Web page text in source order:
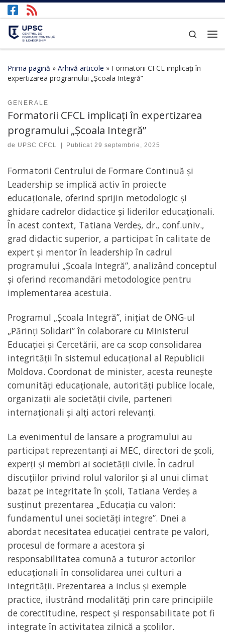
Afișează întregul conținut
Search
Prima pagină » Arhivă articole » Formatorii CFCL implicați în
expertizarea programului „Școala Integră”
GENERALE
Formatorii CFCL implicați în expertizarea
programului „Școala Integră”
de UPSC CFCL Publicat29 septembrie, 2025
Formatorii Centrului de Formare Continuă și
Leadership se implică activ în proiecte
educaționale, oferind sprijin metodologic și
ghidare cadrelor didactice și liderilor educaționali.
În acest context, Tatiana Verdeș, dr., conf.univ.,
grad didactic superior, a participat în calitate de
expert și mentor în leadership în cadrul
programului „Școala Integră”, analizând conceptul
și oferind recomandări metodologice pentru
implementarea acestuia.
Programul „Școala Integră”, inițiat de ONG-ul
„Părinți Solidari” în colaborare cu Ministerul
Educației și Cercetării, are ca scop consolidarea
integrității în sistemul educațional al Republicii
Moldova. Coordonat de minister, acesta reunește
comunități educaționale, autorități publice locale,
organizații ale societății civile, parteneri
internaționali și alți actori relevanți.
La evenimentul de lansare a programului au
participat reprezentanți ai MEC, directori de școli,
experți și membri ai societății civile. În cadrul
discuțiilor privind rolul valorilor și al unui climat
bazat pe integritate în școli, Tatiana Verdeș a
susținut prezentarea „Educația cu valori:
fundamentul unei societăți integre”. Dnei a
abordat necesitatea educației centrate pe valori,
procesul de formare a acestora și
responsabilitatea comună a tuturor actorilor
educaționali în consolidarea unei culturi a
integrității. Prezentarea a inclus și exemple
practice, ilustrând modalități prin care principiile
de corectitudine, respect și responsabilitate pot fi
integrate în activitatea zilnică a școlilor.